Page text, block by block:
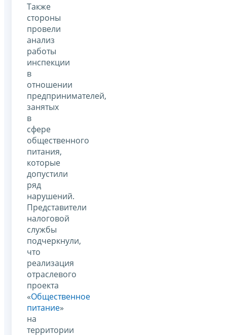
Также
стороны
провели
анализ
работы
инспекции
в
отношении
предпринимателей,
занятых
в
сфере
общественного
питания,
которые
допустили
ряд
нарушений.
Представители
налоговой
службы
подчеркнули,
что
реализация
отраслевого
проекта
«Общественное
питание»
на
территории